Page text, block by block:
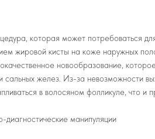
которая может потребоваться
жировой кисты на коже наружных
новообразование,
сальных желез. Из-за невозможности
в волосяном фолликуле, что и
манипуляции